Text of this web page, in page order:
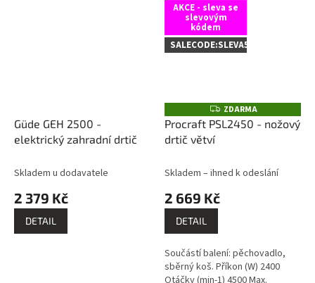
Güde GEH 2500 -
elektrický zahradní drtič
Skladem u dodavatele
2 379 Kč
DETAIL
AKCE - sleva se
slevovým
kódem
SALECODE:SLEVA5:5:%
Z
D
A
ZDARMA
Procraft PSL2450 - nožový
drtič větví
Skladem – ihned k odeslání
2 669 Kč
DETAIL
Součástí balení: pěchovadlo,
sběrný koš. Příkon (W) 2400
Otáčky (min-1) 4500 Max.